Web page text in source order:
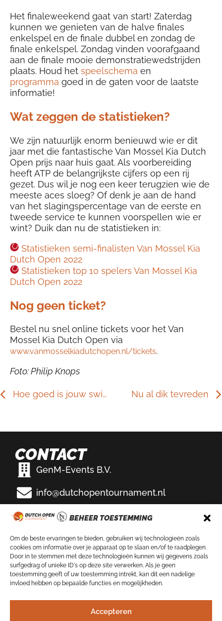
BEHEER TOESTEMMING
Om de beste ervaringen te bieden, gebruiken wij technologieën zoals
cookies om informatie over je apparaat op te slaan en/of te raadplegen.
Door in te stemmen met deze technologieën kunnen wij gegevens zoals
surfgedrag of unieke ID's op deze site verwerken. Als je geen
toestemming geeft of uw toestemming intrekt, kan dit een nadelige
invloed hebben op bepaalde functies en mogelijkheden.
Accepteren
Het finaleweekend gaat van start! Zaterdag
kunnen we genieten van de halve finales
enkelspel en de finale dubbel en zondag de
finale enkelspel. Zondag vinden voorafgaand
aan de finale mooie demonstratiewedstrijden
plaats. Houd het speelschema en
programma goed in de gaten voor de laatste
informatie!
Wat zeggen de statistieken?
We zijn natuurlijk enorm benieuwd wie er dit
jaar met die fantastische Van Mossel Kia Dutch
Open prijs naar huis gaat. Als voorbereiding
heeft ATP de belangrijkste cijfers op een rij
gezet. Dus wil je nog een keer terugzien wie de
meeste aces sloeg? Of denk je aan de hand
van het slagingspercentage van de eerste en
tweede service te kunnen voorspellen wie er
wint? Duik dan nu de statistieken in:
Statistieken semi-finalisten Van Mossel Kia
Dutch Open 2022
Statistieken top 10 spelers Van Mossel Kia
Dutch Open 2022
Nog geen ticket?
Bestel nu snel online tickets voor het Van
Mossel Kia Dutch Open via
www.vanmosselkiadutchopen.nl/tickets.
Foto: Philip Knops
Hoe goed is jouw swing? Nu al dik tevreden
CONTACT
GenM-Events B.V.
info@dutchopentournament.nl
Eemslag Tennis & Padel
Bikkersweg 100
3752 WV Bunschoten-Spakenburg
VOLG ONS OP
NIEUWSBRIEF